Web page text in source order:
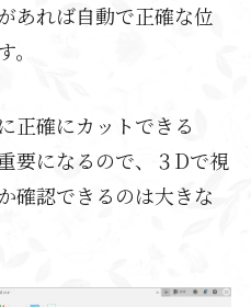
あれば自動で正確な位
正確にカットできる
要になるので、３Dで視
確認できるのは大きな